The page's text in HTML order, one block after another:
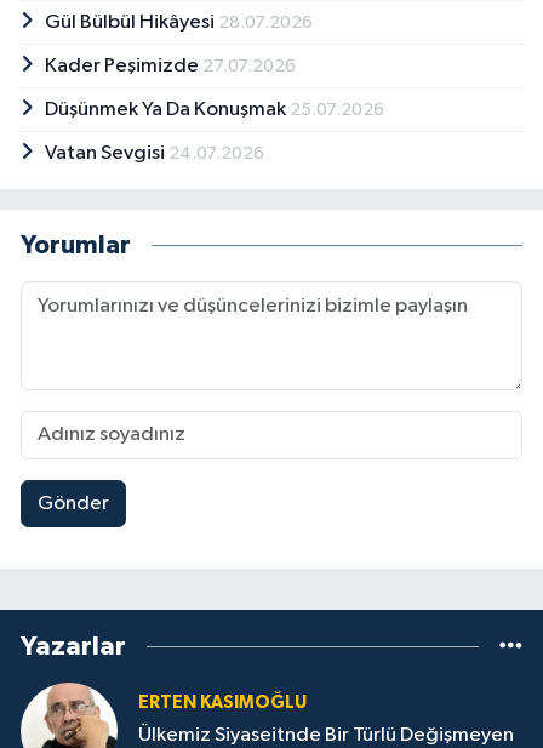
Gül Bülbül Hikâyesi 28.07.2026
Kader Peşimizde 27.07.2026
Düşünmek Ya Da Konuşmak 25.07.2026
Vatan Sevgisi 24.07.2026
Yorumlar
Gönder
Yazarlar
ERTEN KASIMOĞLU
Ülkemiz Siyaseitnde Bir Türlü Değişmeyen